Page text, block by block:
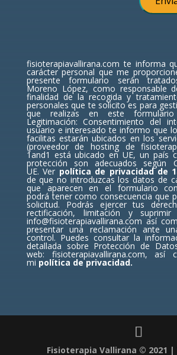
fisioterapiavallirana.com te informa
carácter personal que me
presente formulario serán
Moreno López, como responsable
finalidad de la recogida y
personales que te solicito es para
que realizas en este
Legitimación: Consentimiento del
usuario e interesado te informo que
facilitas estarán ubicados en los
(proveedor de hosting de
1and1 está ubicado en UE, un país
protección son adecuados según
UE.Ver política de privacidad de
de que no introduzcas los datos de
que aparecen en el formulario
podrá tener como consecuencia que
solicitud. Podrás ejercer tus
rectificación, limitación y
info@fisioterapiavallirana.com así
presentar una reclamación ante
control. Puedes consultar la
detallada sobre Protección de
web: fisioterapiavallirana.com, así
mi política de privacidad.
Fisioterapia Vallirana © 2021 |